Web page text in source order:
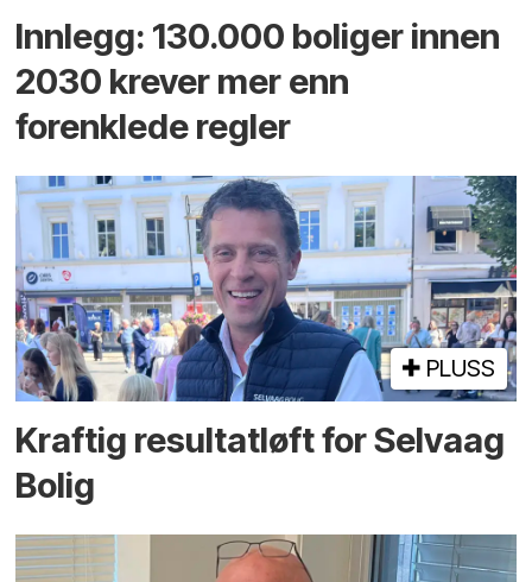
Innlegg: 130.000 boliger innen
2030 krever mer enn
forenklede regler
PLUSS
Kraftig resultatløft for Selvaag
Bolig